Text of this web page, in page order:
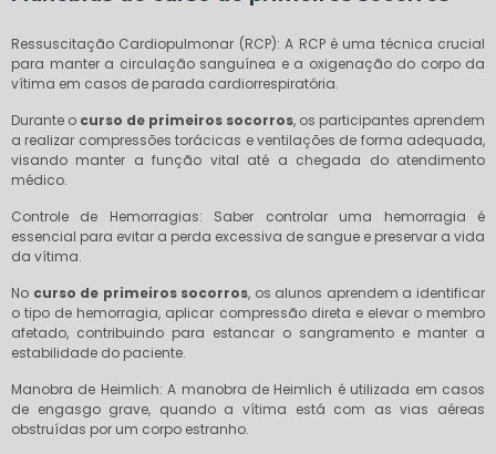
Ressuscitação Cardiopulmonar (RCP): A RCP é uma técnica crucial
para manter a circulação sanguínea e a oxigenação do corpo da
vítima em casos de parada cardiorrespiratória.
Durante o curso de primeiros socorros, os participantes aprendem
a realizar compressões torácicas e ventilações de forma adequada,
visando manter a função vital até a chegada do atendimento
médico.
Controle de Hemorragias: Saber controlar uma hemorragia é
essencial para evitar a perda excessiva de sangue e preservar a vida
da vítima.
No curso de primeiros socorros, os alunos aprendem a identificar
o tipo de hemorragia, aplicar compressão direta e elevar o membro
afetado, contribuindo para estancar o sangramento e manter a
estabilidade do paciente.
Manobra de Heimlich: A manobra de Heimlich é utilizada em casos
de engasgo grave, quando a vítima está com as vias aéreas
obstruídas por um corpo estranho.